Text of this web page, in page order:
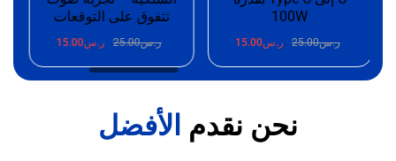
15.00
تتفوق على التوقعات
ر.س 15.00 ر.س
نحن نقدم الأفضل